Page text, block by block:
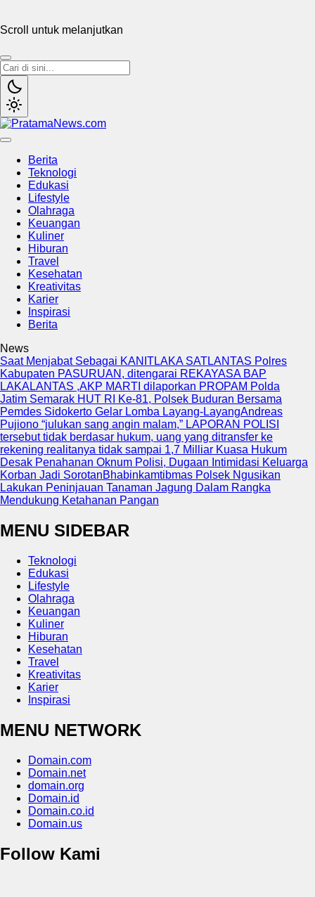
Scroll untuk melanjutkan
Berita
Teknologi
Edukasi
Lifestyle
Olahraga
Keuangan
Kuliner
Hiburan
Travel
Kesehatan
Kreativitas
Karier
Inspirasi
Berita
News
Saat Menjabat Sebagai KANITLAKA SATLANTAS Polres
Kabupaten PASURUAN, ditengarai REKAYASA BAP
LAKALANTAS ,AKP MARTI dilaporkan PROPAM Polda
Jatim Semarak HUT RI Ke-81, Polsek Buduran Bersama
Pemdes Sidokerto Gelar Lomba Layang-LayangAndreas
Pujiono “julukan sang angin malam,” LAPORAN POLISI
tersebut tidak berdasar hukum, uang yang ditransfer ke
rekening realitanya tidak sampai 1,7 Milliar Kuasa Hukum
Desak Penahanan Oknum Polisi, Dugaan Intimidasi Keluarga
Korban Jadi SorotanBhabinkamtibmas Polsek Ngusikan
Lakukan Peninjauan Tanaman Jagung Dalam Rangka
Mendukung Ketahanan Pangan
MENU SIDEBAR
Teknologi
Edukasi
Lifestyle
Olahraga
Keuangan
Kuliner
Hiburan
Kesehatan
Travel
Kreativitas
Karier
Inspirasi
MENU NETWORK
Domain.com
Domain.net
domain.org
Domain.id
Domain.co.id
Domain.us
Follow Kami